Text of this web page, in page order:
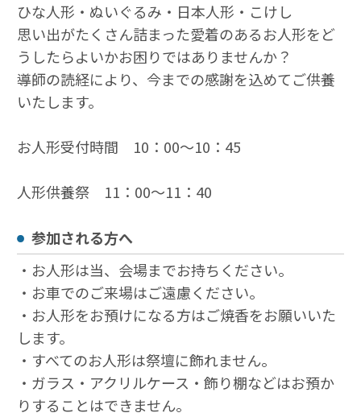
ひな人形・ぬいぐるみ・日本人形・こけし
思い出がたくさん詰まった愛着のあるお人形をど
うしたらよいかお困りではありませんか？
導師の読経により、今までの感謝を込めてご供養
いたします。
お人形受付時間 10：00～10：45
人形供養祭 11：00～11：40
参加される方へ
・お人形は当、会場までお持ちください。
・お車でのご来場はご遠慮ください。
・お人形をお預けになる方はご焼香をお願いいた
します。
・すべてのお人形は祭壇に飾れません。
・ガラス・アクリルケース・飾り棚などはお預か
りすることはできません。